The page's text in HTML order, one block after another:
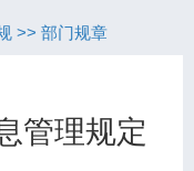
>> 部门规章
管理规定